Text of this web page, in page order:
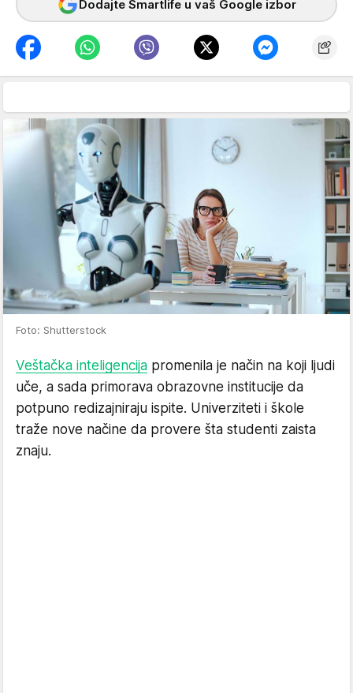
Dodajte Smartlife u vaš Google izbor
Foto: Shutterstock
Veštačka inteligencija promenila je način na koji ljudi
uče, a sada primorava obrazovne institucije da
potpuno redizajniraju ispite. Univerziteti i škole
traže nove načine da provere šta studenti zaista
znaju.